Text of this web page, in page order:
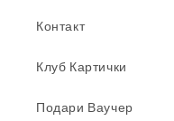
Контакт
Клуб Картички
Подари Ваучер